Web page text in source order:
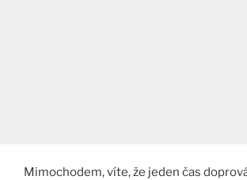
Mimochodem, víte, že jeden čas